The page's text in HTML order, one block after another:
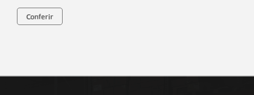
Conferir